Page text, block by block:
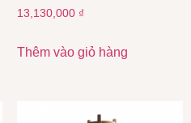
13,130,000 ₫
Thêm vào giỏ hàng